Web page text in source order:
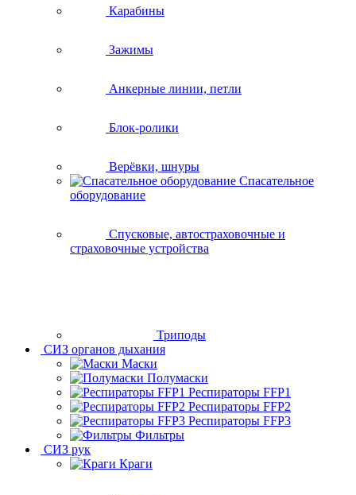
Карабины
Зажимы
Анкерные линии, петли
Блок-ролики
Верёвки, шнуры
Спасательное
оборудование
Спусковые, автостраховочные и
страховочные устройства
Триподы
СИЗ органов дыхания
Маски
Полумаски
Респираторы FFP1
Респираторы FFP2
Респираторы FFP3
Фильтры
СИЗ рук
Краги